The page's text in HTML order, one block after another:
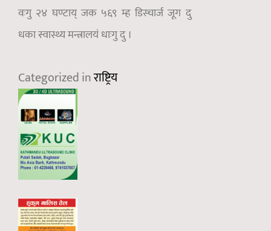
वःगु २४ घण्टाय् जक ५६९ म्ह डिस्चार्ज जूग दु
धका स्वास्थ्य मन्त्रालयं धाःगु दु ।
Categorized inराष्ट्रिय